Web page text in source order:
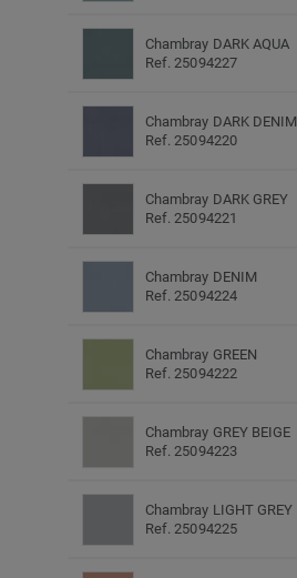
Chambray DARK AQUA
Ref. 25094227
Chambray DARK DENIM
Ref. 25094220
Chambray DARK GREY
Ref. 25094221
Chambray DENIM
Ref. 25094224
Chambray GREEN
Ref. 25094222
Chambray GREY BEIGE
Ref. 25094223
Chambray LIGHT GREY
Ref. 25094225